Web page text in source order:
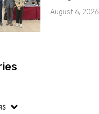
August 6, 2026